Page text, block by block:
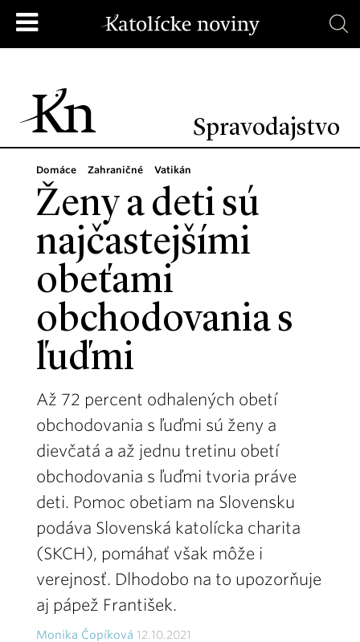
Spravodajstvo
Domáce Zahraničné Vatikán
Ženy a deti sú
najčastejšími
obeťami
obchodovania s
ľuďmi
Až 72 percent odhalených obetí
obchodovania s ľuďmi sú ženy a
dievčatá a až jednu tretinu obetí
obchodovania s ľuďmi tvoria práve
deti. Pomoc obetiam na Slovensku
podáva Slovenská katolícka charita
(SKCH), pomáhať však môže i
verejnosť. Dlhodobo na to upozorňuje
aj pápež František.
Monika Čopíková 12.10.2021